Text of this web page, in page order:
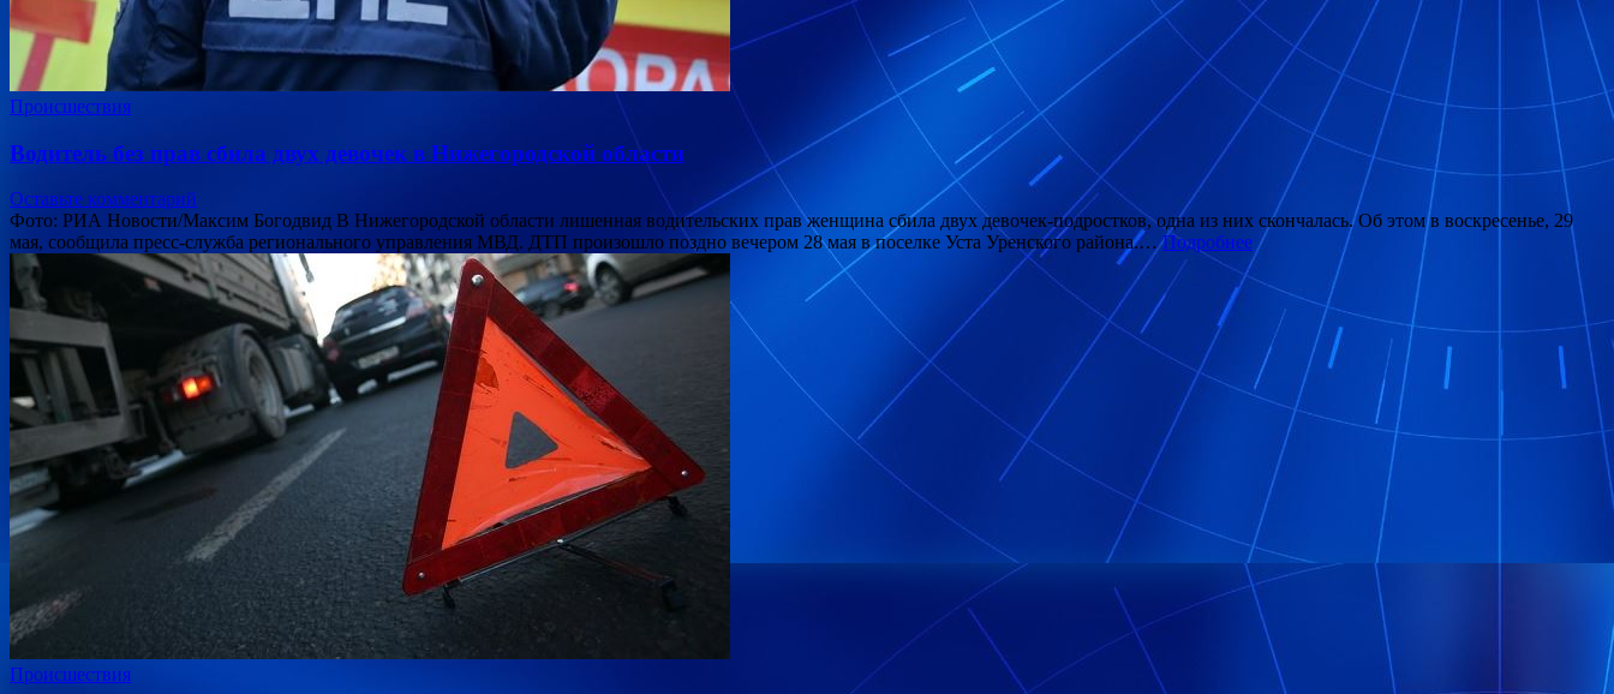
Происшествия
Водитель без прав сбила двух девочек в Нижегородской области
Оставьте комментарий
Фото: РИА Новости/Максим Богодвид В Нижегородской области лишенная водительских прав женщина сбила двух девочек-подростков, одна из них скончалась. Об этом в воскресенье, 29
мая, сообщила пресс-служба регионального управления МВД. ДТП произошло поздно вечером 28 мая в поселке Уста Уренского района.…Подробнее
Происшествия